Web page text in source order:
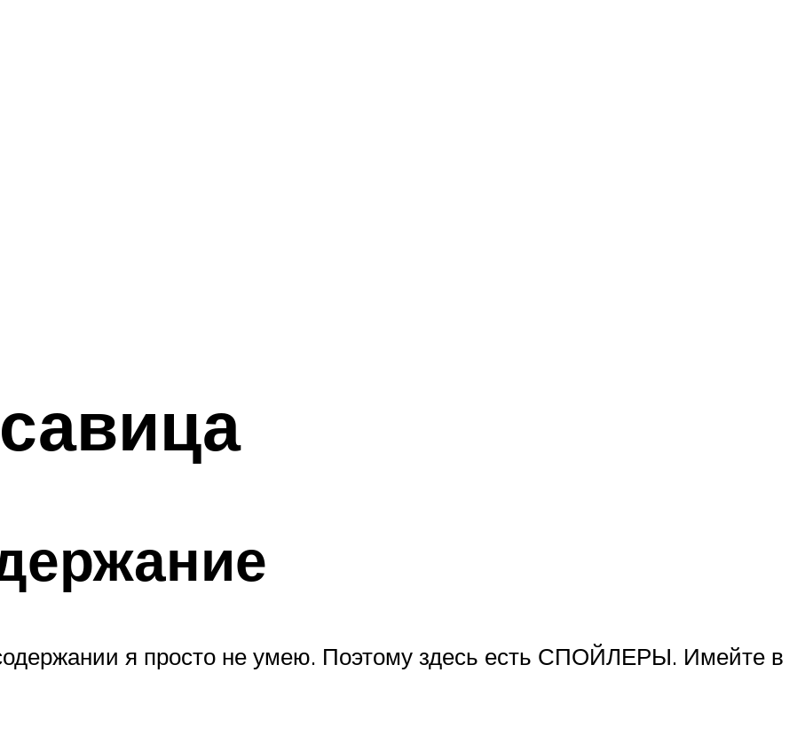
я просто не умею. Поэтому здесь есть СПОЙЛЕРЫ. Имейте в